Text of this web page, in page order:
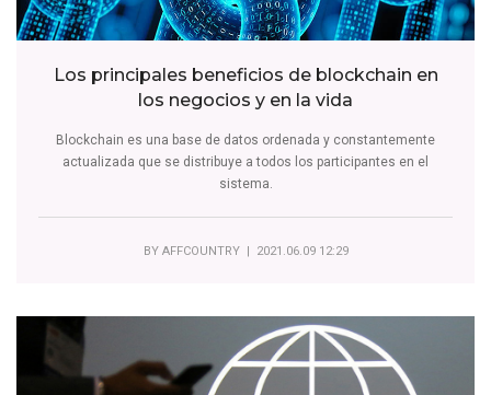
Los principales beneficios de blockchain en
los negocios y en la vida
Blockchain es una base de datos ordenada y constantemente
actualizada que se distribuye a todos los participantes en el
sistema.
BY AFFCOUNTRY| 2021.06.09 12:29